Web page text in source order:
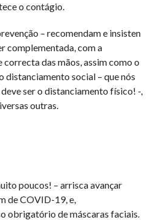
o contágio.
– recomendam e insisten
complementada, com a
das mãos, assim como o
social – que nós
ser o distanciamento físico! -,
outras.
poucos! – arrisca avançar
de COVID-19, e,
obrigatório de máscaras faciais.